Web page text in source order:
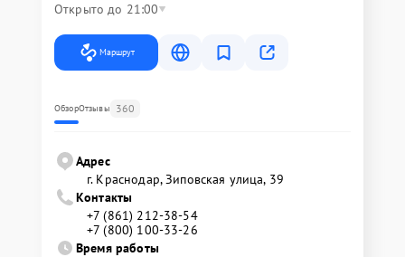
Открыто до 21:00
Маршрут
ОбзорОтзывы 360
Адрес
г. Краснодар, Зиповская улица, 39
Контакты
+7 (861) 212-38-54
+7 (800) 100-33-26
Время работы